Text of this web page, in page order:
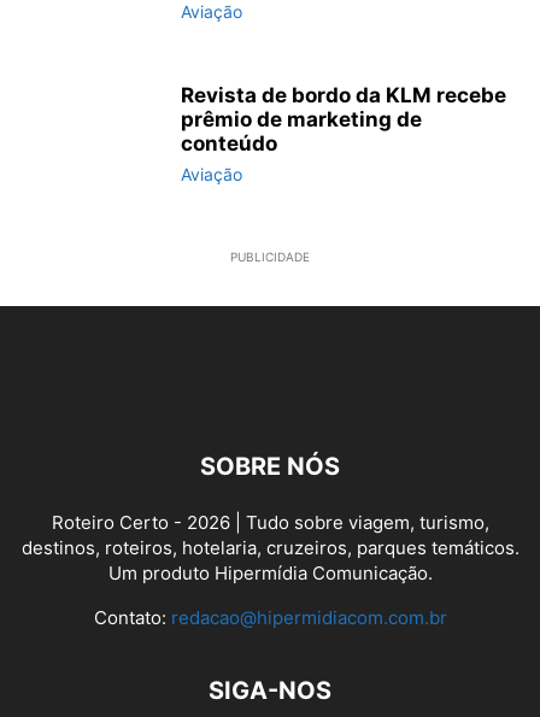
Aviação
Revista de bordo da KLM recebe
prêmio de marketing de
conteúdo
Aviação
PUBLICIDADE
SOBRE NÓS
Roteiro Certo - 2026 | Tudo sobre viagem, turismo,
destinos, roteiros, hotelaria, cruzeiros, parques temáticos.
Um produto Hipermídia Comunicação.
Contato: redacao@hipermidiacom.com.br
SIGA-NOS